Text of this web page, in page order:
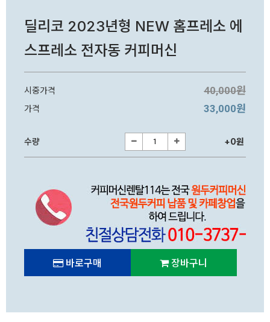
딜리코 2023년형 NEW 홈프레소 에
스프레소 전자동 커피머신
시중가격 40,000원
가격 33,000원
수량 +0원
바로구매 장바구니